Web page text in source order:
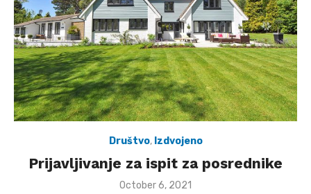
Društvo, Izdvojeno
Prijavljivanje za ispit za posrednike
Posted
October 6, 2021